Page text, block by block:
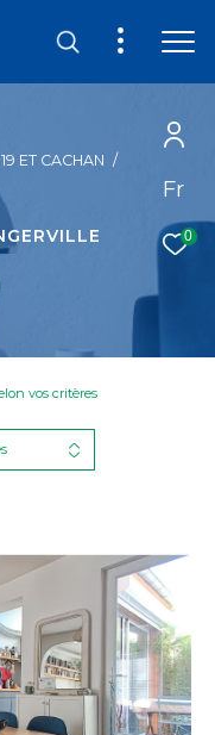
Fr
0
ET CACHAN
vos critères